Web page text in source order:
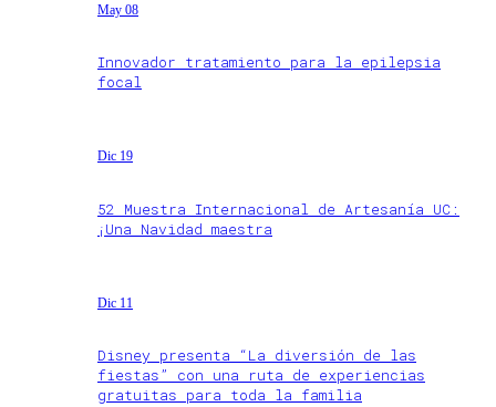
May 08
Innovador tratamiento para la epilepsia
focal
Dic 19
52 Muestra Internacional de Artesanía UC:
¡Una Navidad maestra
Dic 11
Disney presenta “La diversión de las
fiestas” con una ruta de experiencias
gratuitas para toda la familia